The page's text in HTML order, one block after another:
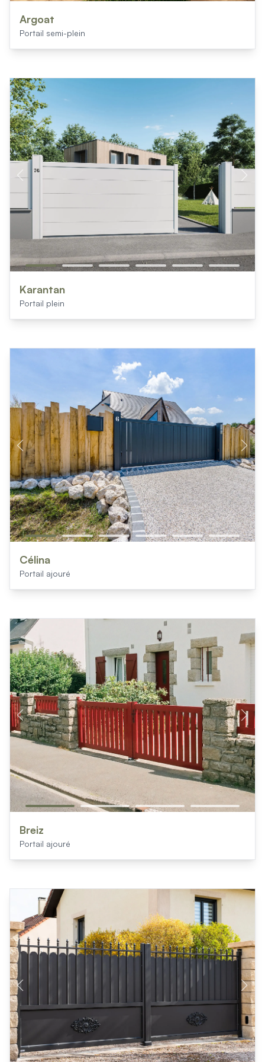
Accès Pro
Argoat
Portail semi-plein
Karantan
Portail plein
Célina
Portail ajouré
Breiz
Portail ajouré